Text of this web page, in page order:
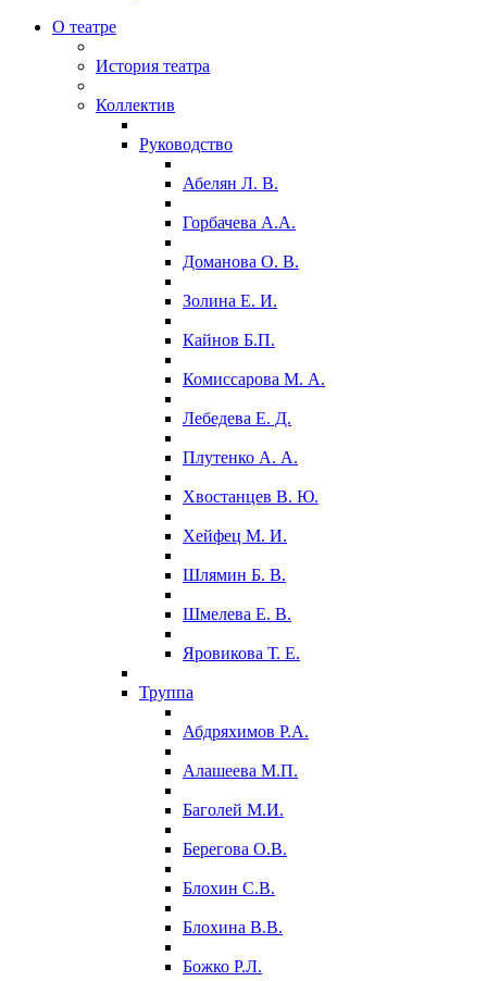
О театре
История театра
Коллектив
Руководство
Абелян Л. В.
Горбачева А.А.
Доманова О. В.
Золина Е. И.
Кайнов Б.П.
Комиссарова М. А.
Лебедева Е. Д.
Плутенко А. А.
Хвостанцев В. Ю.
Хейфец М. И.
Шлямин Б. В.
Шмелева Е. В.
Яровикова Т. Е.
Труппа
Абдряхимов Р.А.
Алашеева М.П.
Баголей М.И.
Берегова О.В.
Блохин С.В.
Блохина В.В.
Божко Р.Л.